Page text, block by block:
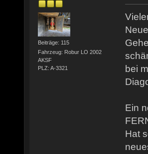
Beiträge: 115
Fahrzeug: Robur LO 2002
AKSF
PLZ: A-3321
bei
Ein
Hat